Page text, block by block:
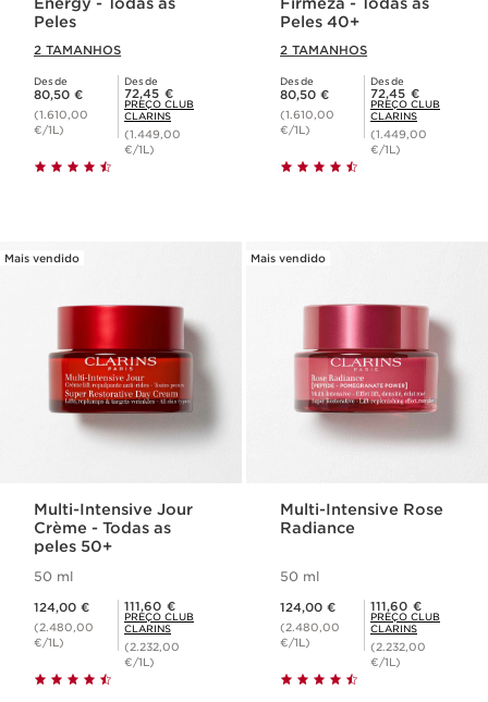
Peles
2 TAMANHOS
Desde
Preço atual 80,50 €
80,50 €
(1.610,00
€/1L)
Desde
Preço Club Clarins 72,45 €
72,45 €
PREÇO CLUB
CLARINS
(1.449,00
€/1L)
Peles 40+
2 TAMANHOS
Desde
Preço atual 80,50 €
80,50 €
(1.610,00
€/1L)
Desde
Preço Club Clarins 72,45 €
72,45 €
PREÇO CLUB
CLARINS
(1.449,00
€/1L)
Mais vendido
Multi-Intensive Jour
Crème - Todas as
peles 50+
50 ml
124,00 €
(2.480,00
€/1L)
Preço Club Clarins 111,60 €
111,60 €
PREÇO CLUB
CLARINS
(2.232,00
€/1L)
Mais vendido
Multi-Intensive Rose
Radiance
50 ml
124,00 €
(2.480,00
€/1L)
Preço Club Clarins 111,60 €
111,60 €
PREÇO CLUB
CLARINS
(2.232,00
€/1L)